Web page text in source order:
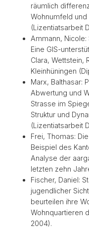
räumlich
Wohnumfeld und
(Lizentiatsarbeit
Ammann,
Eine GIS-
Clara, Wettstein,
Kleinhüningen
Marx, Balthasar:
Abwertung und
Strasse im
Struktur und
(Lizentiatsarbeit
Frei, Thomas:
Beispiel des
Analyse der
letzten zehn
Fischer, Daniel:
jugendlicher
beurteilen ihre
Wohnquartieren
2004).